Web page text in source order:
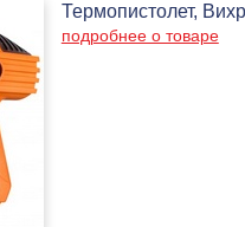
Термопистолет,
подробнее о товаре